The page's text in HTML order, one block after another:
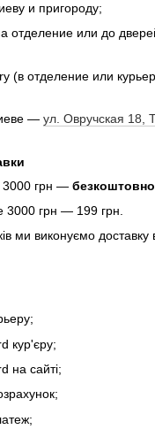
и пригороду;
отделение или до
(в отделение или
— ул. Овручская 18,
3000 грн — безкоштовно
грн — 199 грн.
ми виконуємо доставку
кур'єру;
на сайті;